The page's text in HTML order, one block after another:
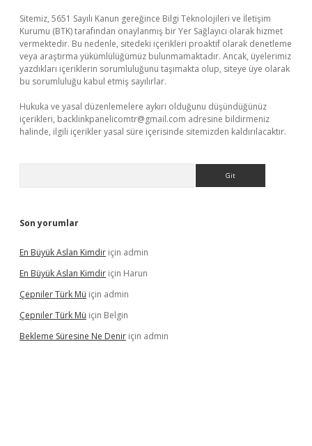
Sitemiz, 5651 Sayılı Kanun gereğince Bilgi Teknolojileri ve İletişim
Kurumu (BTK) tarafından onaylanmış bir Yer Sağlayıcı olarak hizmet
vermektedir. Bu nedenle, sitedeki içerikleri proaktif olarak denetleme
veya araştırma yükümlülüğümüz bulunmamaktadır. Ancak, üyelerimiz
yazdıkları içeriklerin sorumluluğunu taşımakta olup, siteye üye olarak
bu sorumluluğu kabul etmiş sayılırlar.
Hukuka ve yasal düzenlemelere aykırı olduğunu düşündüğünüz
içerikleri, backlinkpanelicomtr@gmail.com adresine bildirmeniz
halinde, ilgili içerikler yasal süre içerisinde sitemizden kaldırılacaktır.
Son yorumlar
En Büyük Aslan Kimdir için admin
En Büyük Aslan Kimdir için Harun
Çepniler Türk Mü için admin
Çepniler Türk Mü için Belgin
Bekleme Süresine Ne Denir için admin